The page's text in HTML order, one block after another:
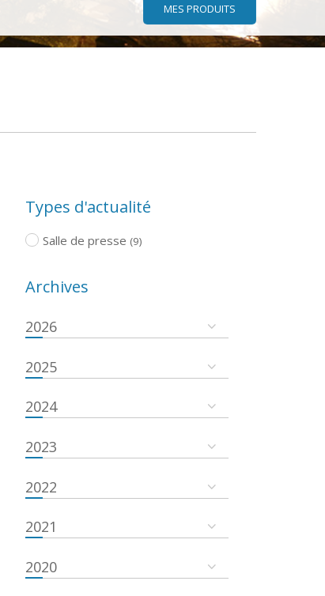
MES PRODUITS
Types d'actualité
Salle de presse (9)
Archives
2026
2025
2024
2023
2022
2021
2020